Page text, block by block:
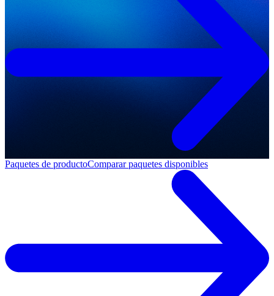
Paquetes de productoComparar paquetes disponibles